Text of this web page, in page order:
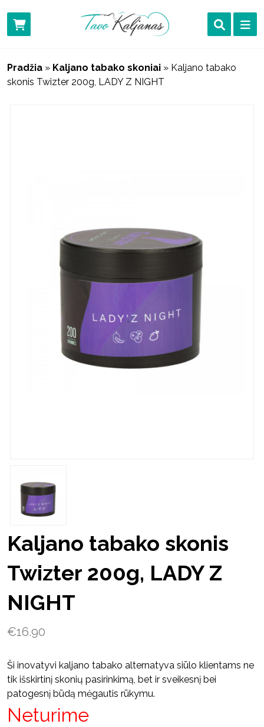
Pradžia » Kaljano tabako skoniai » Kaljano tabako
skonis Twizter 200g, LADY Z NIGHT
Kaljano tabako skonis
Twizter 200g, LADY Z
NIGHT
€16.90
Ši inovatyvi kaljano tabako alternatyva siūlo klientams ne
tik išskirtinį skonių pasirinkimą, bet ir sveikesnį bei
patogesnį būdą mėgautis rūkymu.
Neturime